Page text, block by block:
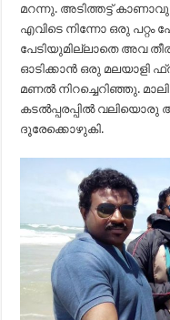
മറന്നു. അടിത്തട്ട്
എവിടെ നിന്നോ ഒരു പറ്റം
പേടിയുമില്ലാതെ അവ
ഓടിക്കാന്‍ ഒരു മലയാളി
മണല്‍ നിറച്ചെറിഞ്ഞു.
കടല്‍പ്പരപ്പില്‍ വലിയൊരു
ദൂരേക്കൊഴുകി.